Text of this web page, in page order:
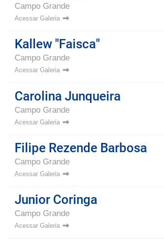
Campo Grande
Acessar Galeria
Kallew "Faisca"
Campo Grande
Acessar Galeria
Carolina Junqueira
Campo Grande
Acessar Galeria
Filipe Rezende Barbosa
Campo Grande
Acessar Galeria
Junior Coringa
Campo Grande
Acessar Galeria